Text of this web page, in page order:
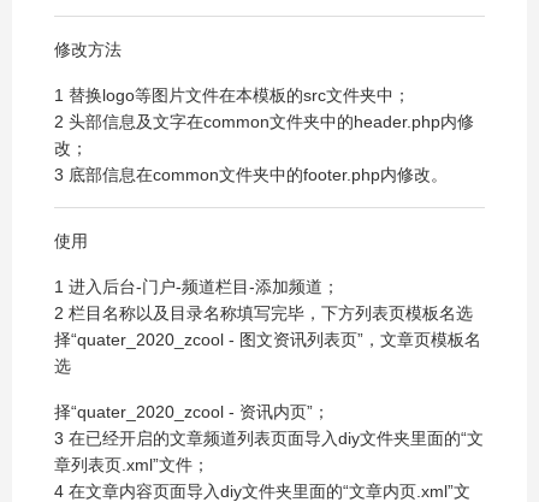
修改方法
1 替换logo等图片文件在本模板的src文件夹中；
2 头部信息及文字在common文件夹中的header.php内修
改；
3 底部信息在common文件夹中的footer.php内修改。
使用
1 进入后台-门户-频道栏目-添加频道；
2 栏目名称以及目录名称填写完毕，下方列表页模板名选
择“quater_2020_zcool - 图文资讯列表页”，文章页模板名
选
择“quater_2020_zcool - 资讯内页”；
3 在已经开启的文章频道列表页面导入diy文件夹里面的“文
章列表页.xml”文件；
4 在文章内容页面导入diy文件夹里面的“文章内页.xml”文